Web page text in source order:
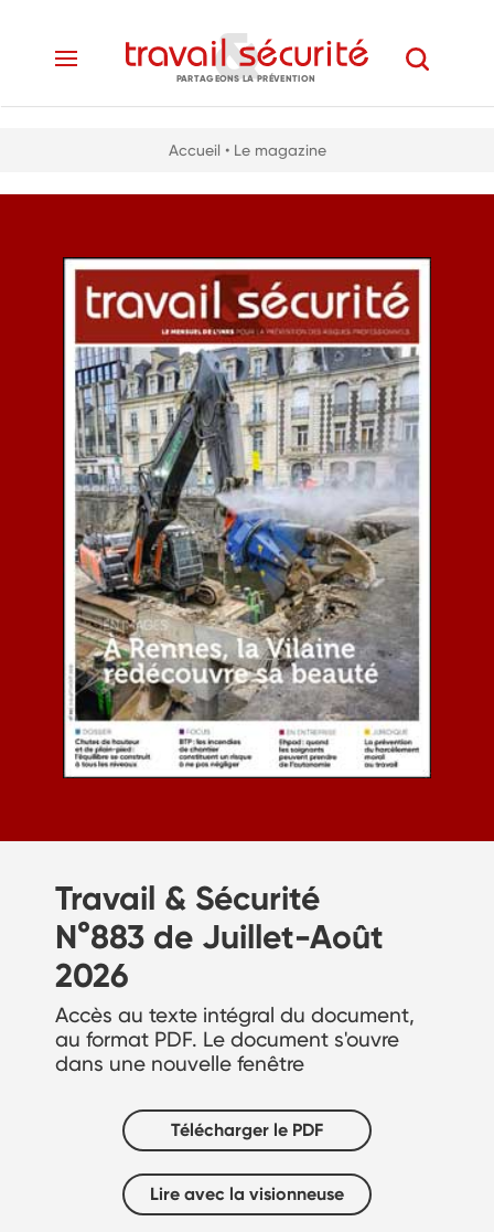
PARTAGEONS LA PRÉVENTION
Accueil • Le magazine
Travail & Sécurité
N°883 de Juillet-Août
2026
Accès au texte intégral du document,
au format PDF. Le document s'ouvre
dans une nouvelle fenêtre
Télécharger le PDF
Lire avec la visionneuse